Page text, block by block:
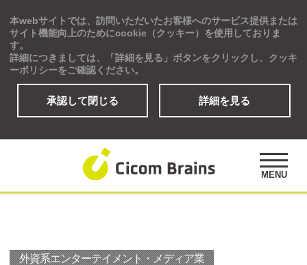
本webサイトでは、訪問いただいたお客様へのサービス提供または
サイト機能向上のためにcookie（クッキー）を使用しておりま
す。
詳細につきましては、「詳細を見る」ボタンをクリックし、クッキ
ーポリシーをご確認ください。
承認して閉じる 詳細を見る
MENU
Global
アセスメント
公開講座 事例紹介 オピニオンズ
デジタルラーニングサイト
外資系エンターテイメント・メディア業